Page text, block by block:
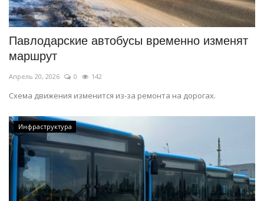
Павлодарские автобусы временно изменят
маршрут
Апрель 20, 2026 0 142
Схема движения изменится из-за ремонта на дорогах.
Инфраструктура